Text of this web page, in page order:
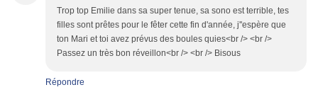
Trop top Emilie dans sa super tenue, sa sono est terrible, tes
filles sont prêtes pour le fêter cette fin d'année, j''espère que
ton Mari et toi avez prévus des boules quies<br /> <br />
Passez un très bon réveillon<br /> <br /> Bisous
Répondre